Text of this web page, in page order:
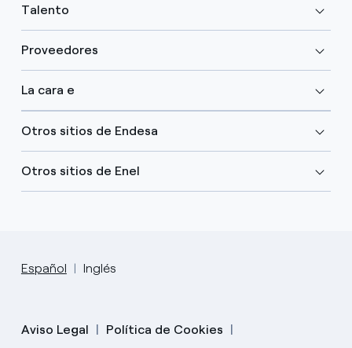
Talento
Proveedores
La cara e
Otros sitios de Endesa
Otros sitios de Enel
Español Inglés
Aviso Legal
Política de Cookies